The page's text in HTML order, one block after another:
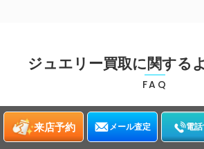
ジュエリー買取に関する
FAQ
ウォッチニアン買取専門店に寄せられ
とめました。
来店予約 メール査定 電話